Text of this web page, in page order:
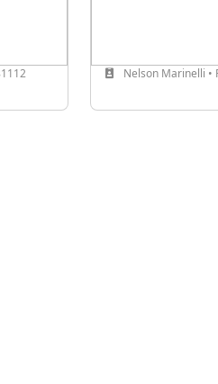
Nelson Marinelli •